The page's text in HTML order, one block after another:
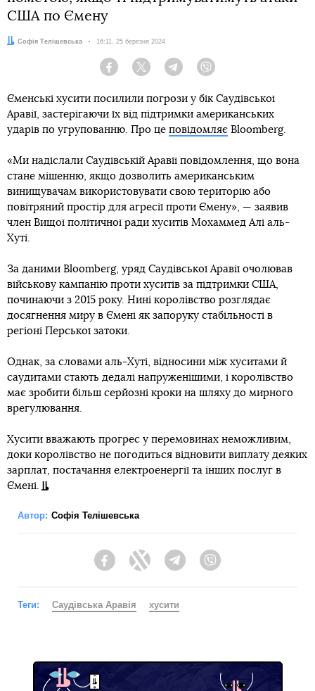
США по Ємену
Автор:
Софія Телішевська Дата:
16:11, 25 березня 2024
Facebook Twitter Telegram
Єменські хусити посилили погрози у бік Саудівської
Аравії, застерігаючи їх від підтримки американських
ударів по угрупованню. Про це повідомляє Bloomberg.
«Ми надіслали Саудівській Аравії повідомлення, що вона
стане мішенню, якщо дозволить американським
винищувачам використовувати свою територію або
повітряний простір для агресії проти Ємену», — заявив
член Вищої політичної ради хуситів Мохаммед Алі аль-
Хуті.
За даними Bloomberg, уряд Саудівської Аравії очолював
військову кампанію проти хуситів за підтримки США,
починаючи з 2015 року. Нині королівство розглядає
досягнення миру в Ємені як запоруку стабільності в
регіоні Перської затоки.
Однак, за словами аль-Хуті, відносини між хуситами й
саудитами стають дедалі напруженішими, і королівство
має зробити більш серйозні кроки на шляху до мирного
врегулювання.
Хусити вважають прогрес у перемовинах неможливим,
доки королівство не погодиться відновити виплату деяких
зарплат, постачання електроенергії та інших послуг в
Ємені.
Автор: Софія Телішевська
FacebookTwitter Telegram
Теги: Саудівська Аравія хусити